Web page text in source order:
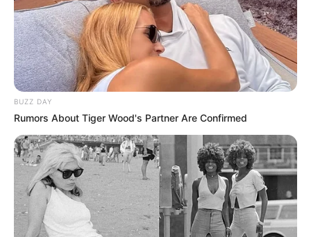
BUZZ DAY
Rumors About Tiger Wood's Partner Are Confirmed